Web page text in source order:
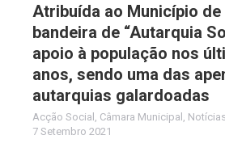
Atribuída ao Município de
bandeira de “Autarquia
apoio à população nos
anos, sendo uma das
autarquias galardoadas
Acção Social Câmara Municipal
7 Setembro 2021